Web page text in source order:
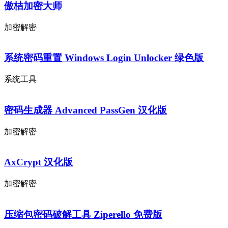
傲桔加密大师
加密解密
系统密码重置 Windows Login Unlocker 绿色版
系统工具
密码生成器 Advanced PassGen 汉化版
加密解密
AxCrypt 汉化版
加密解密
压缩包密码破解工具 Ziperello 免费版